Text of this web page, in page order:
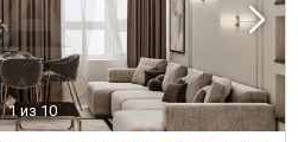
1 из 10